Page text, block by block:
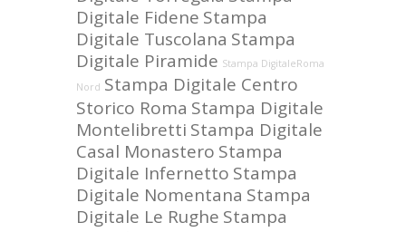
Digitale Fidene Stampa
Digitale Tuscolana Stampa
Digitale Piramide Stampa DigitaleRoma
Nord Stampa Digitale Centro
Storico Roma Stampa Digitale
Montelibretti Stampa Digitale
Casal Monastero Stampa
Digitale Infernetto Stampa
Digitale Nomentana Stampa
Digitale Le Rughe Stampa